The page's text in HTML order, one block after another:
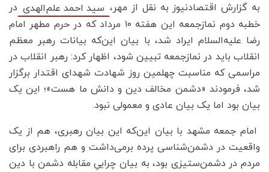
به گزارش اقتصادنیوز به نقل از مهر، سید احمد علم‌الهدی در
خطبه دوم نمازجمعه این هفته ۱۰ مرداد که در حرم مطهر امام
رضا علیه‌السلام ایراد شد، با بیان این‌که بیانات رهبر معظم
انقلاب باید در نمازجمعه تبیین شود، اظهار کرد: رهبر انقلاب در
مراسمی که مناسبت چهلمین روز شهادت شهدای اقتدار برگزار
شد، فرمودند «دشمن مخالف دین و دانش ما هست»؛ این یک
بیان بود اما یک بیان عادی و معمولی نبود.
امام جمعه مشهد با بیان این‌که این بیان رهبری، هم از یک
واقعیت در دشمن‌شناسی پرده برمی‌داشت و هم راهبردی برای
مردم در دشمن‌ستیزی بود، به بیان چراییِ مقابله دشمن با دین